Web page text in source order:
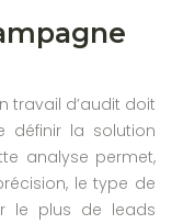
travail d’audit doit
définir la solution
analyse permet,
le type de
le plus de leads